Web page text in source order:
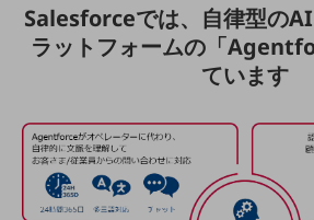
業種・業態で探すTOP
自治体
医療・介護
教育
Salesforceでは、自律型の
ラットフォームの「
ています